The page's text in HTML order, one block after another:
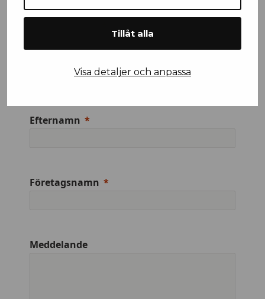
Tillåt alla
Visa detaljer och anpassa
Efternamn
Företagsnamn
Meddelande